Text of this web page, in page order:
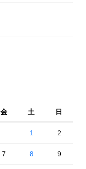
金 土 日
1 2
7 8 9